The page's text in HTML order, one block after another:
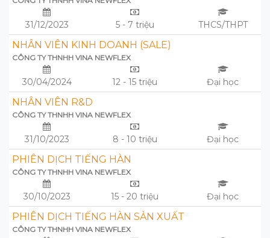
31/12/2023 5 - 7 triệu THCS/THPT
NHÂN VIÊN KINH DOANH (SALE)
CÔNG TY THNHH VINA NEWFLEX
30/04/2024 12 - 15 triệu Đại học
NHÂN VIÊN R&D
CÔNG TY THNHH VINA NEWFLEX
31/10/2023 8 - 10 triệu Đại học
PHIÊN DỊCH TIẾNG HÀN
CÔNG TY THNHH VINA NEWFLEX
30/10/2023 15 - 20 triệu Đại học
PHIÊN DỊCH TIẾNG HÀN SẢN XUẤT
CÔNG TY THNHH VINA NEWFLEX